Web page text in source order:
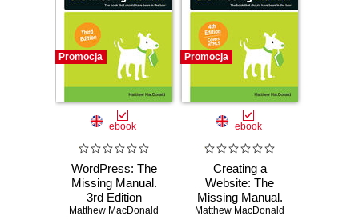
Promocja
ebook
WordPress: The
Missing Manual.
3rd Edition
Matthew MacDonald
Promocja
ebook
Creating a
Website: The
Missing Manual.
4th Edition
Matthew MacDonald